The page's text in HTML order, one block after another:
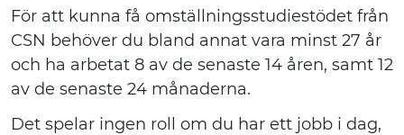
För att kunna få omställningsstudiestödet från
CSN behöver du bland annat vara minst 27 år
och ha arbetat 8 av de senaste 14 åren, samt 12
av de senaste 24 månaderna.
Det spelar ingen roll om du har ett jobb i dag,